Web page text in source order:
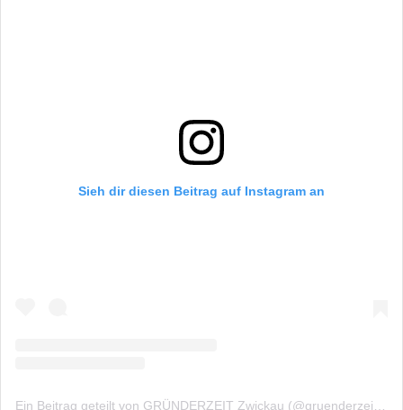
Sieh dir diesen Beitrag auf Instagram an